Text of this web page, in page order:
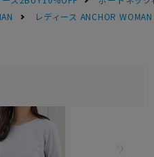
レディース ANCHOR